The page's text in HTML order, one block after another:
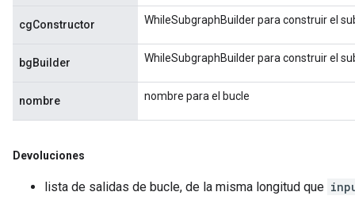
cgConstructor WhileSubgraphBuilder para construir el
bgBuilder WhileSubgraphBuilder para construir el
nombre nombre para el bucle
Devoluciones
lista de salidas de bucle, de la misma longitud que